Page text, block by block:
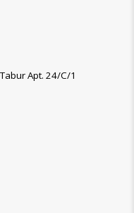
Apt. 24/C/1